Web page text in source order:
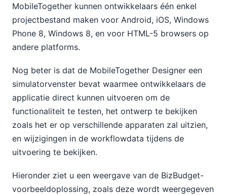
MobileTogether kunnen ontwikkelaars één enkel
projectbestand maken voor Android, iOS, Windows
Phone 8, Windows 8, en voor HTML-5 browsers op
andere platforms.
Nog beter is dat de MobileTogether Designer een
simulatorvenster bevat waarmee ontwikkelaars de
applicatie direct kunnen uitvoeren om de
functionaliteit te testen, het ontwerp te bekijken
zoals het er op verschillende apparaten zal uitzien,
en wijzigingen in de workflowdata tijdens de
uitvoering te bekijken.
Hieronder ziet u een weergave van de BizBudget-
voorbeeldoplossing, zoals deze wordt weergegeven